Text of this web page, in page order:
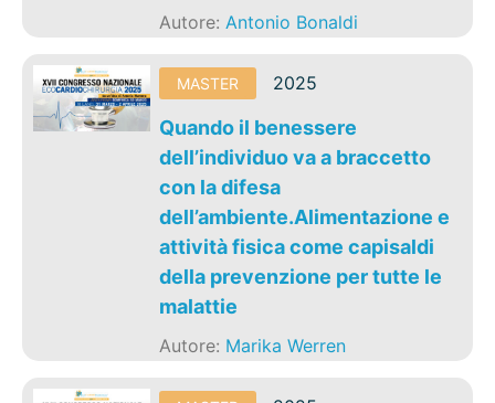
Autore:Antonio Bonaldi
MASTER 2025
Quando il benessere
dell’individuo va a braccetto
con la difesa
dell’ambiente.Alimentazione e
attività fisica come capisaldi
della prevenzione per tutte le
malattie
Autore: Marika Werren